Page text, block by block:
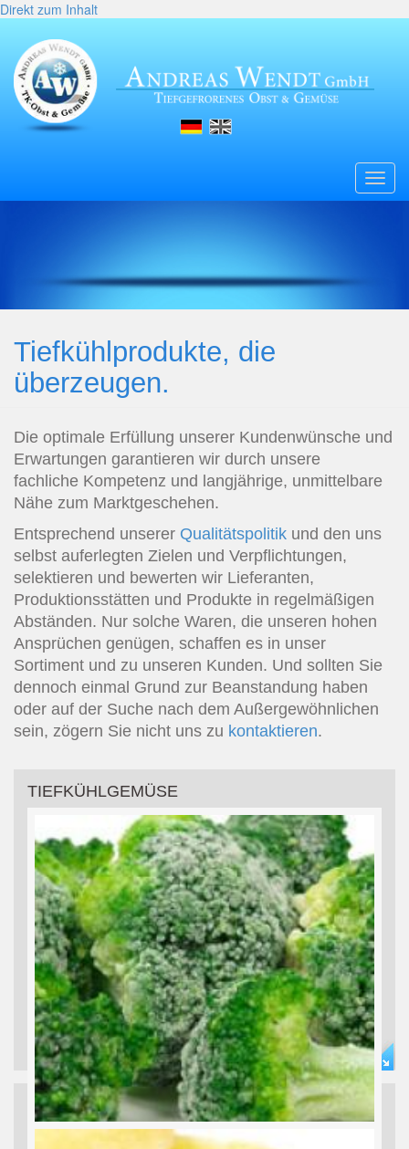
Direkt zum Inhalt
Tiefkühlprodukte, die
überzeugen.
Die optimale Erfüllung unserer Kundenwünsche und
Erwartungen garantieren wir durch unsere
fachliche Kompetenz und langjährige, unmittelbare
Nähe zum Marktgeschehen.
Entsprechend unserer Qualitätspolitik und den uns
selbst auferlegten Zielen und Verpflichtungen,
selektieren und bewerten wir Lieferanten,
Produktionsstätten und Produkte in regelmäßigen
Abständen. Nur solche Waren, die unseren hohen
Ansprüchen genügen, schaffen es in unser
Sortiment und zu unseren Kunden. Und sollten Sie
dennoch einmal Grund zur Beanstandung haben
oder auf der Suche nach dem Außergewöhnlichen
sein, zögern Sie nicht uns zu kontaktieren.
TIEFKÜHLGEMÜSE
TIEFKÜHLOBST